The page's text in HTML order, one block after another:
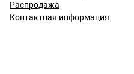
Распродажа
Контактная информация